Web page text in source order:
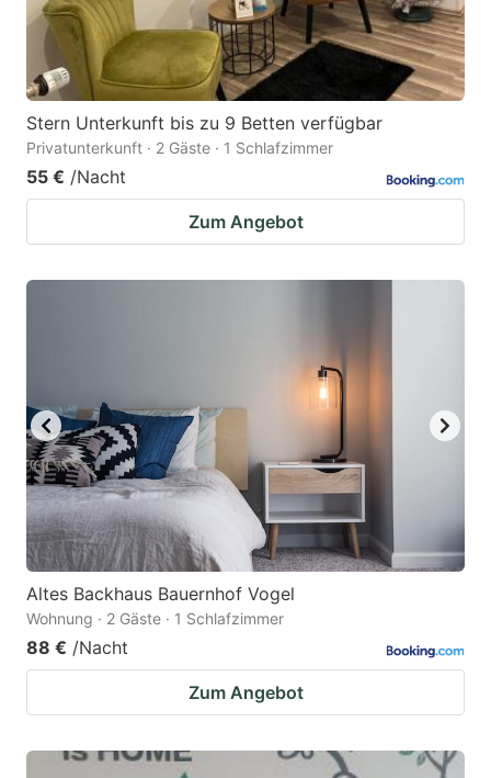
Stern Unterkunft bis zu 9 Betten verfügbar
Privatunterkunft · 2 Gäste · 1 Schlafzimmer
55 € /Nacht
Zum Angebot
Altes Backhaus Bauernhof Vogel
Wohnung · 2 Gäste · 1 Schlafzimmer
88 € /Nacht
Zum Angebot